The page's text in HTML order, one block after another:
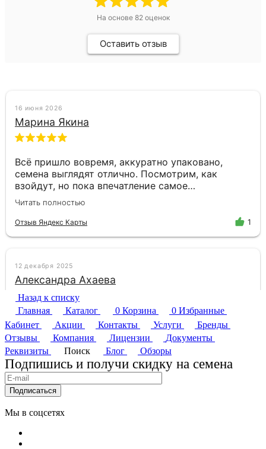
Назад к списку
Главная
Каталог 0 Корзина 0 Избранные
Кабинет
Акции Контакты Услуги
Бренды
Отзывы
Компания Лицензии
Документы
Реквизиты
Поиск Блог Обзоры
Подпишись и получи скидку на семена
Подписаться
Мы в соцсетях